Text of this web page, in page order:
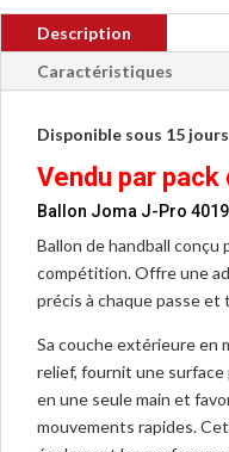
J-
401957
Description
Caractéristiques
Disponible sous 15
Vendu par pack
Ballon Joma J-Pro
Ballon de handball
compétition. Offre une
précis à chaque passe et
Sa couche extérieure en
relief, fournit une surface
en une seule main et
mouvements rapides.